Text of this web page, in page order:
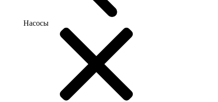
Насосы